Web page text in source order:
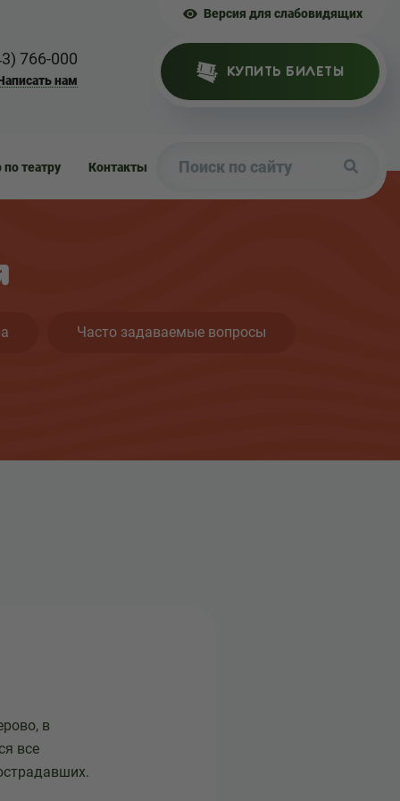
Версия для слабовидящих
766-000
нам
КУПИТЬ БИЛЕТЫ
по театру Контакты
Часто задаваемые вопросы
в
все